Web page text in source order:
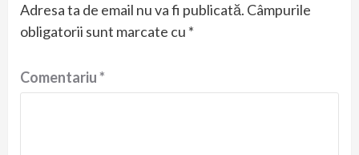
Adresa ta de email nu va fi publicată. Câmpurile
obligatorii sunt marcate cu *
Comentariu*